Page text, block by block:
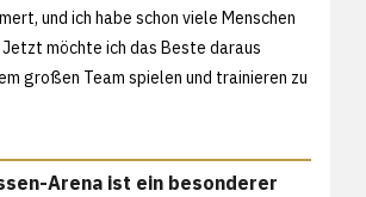
und ich habe schon viele Menschen
möchte ich das Beste daraus
großen Team spielen und trainieren zu
Arena ist ein besonderer